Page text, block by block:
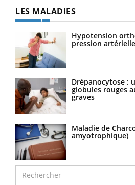
LES MALADIES
Hypotension
pression
Drépanocytose :
globules rouges
graves
Maladie de
amyotrophique)